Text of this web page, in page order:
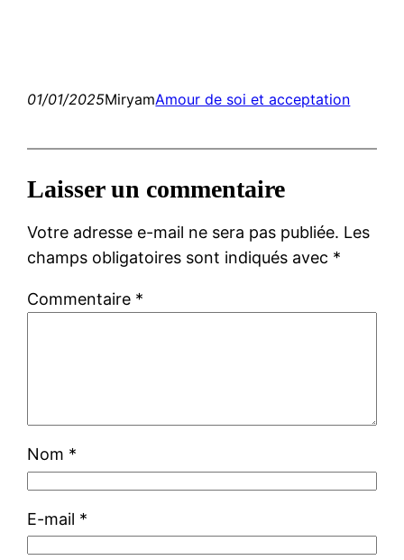
01/01/2025MiryamAmour de soi et acceptation
Laisser un commentaire
Votre adresse e-mail ne sera pas publiée. Les
champs obligatoires sont indiqués avec *
Commentaire *
Nom *
E-mail *